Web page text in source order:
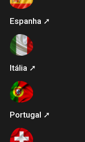
Espanha ➚
Itália ➚
Portugal ➚